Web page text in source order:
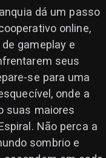
dá um passo
online,
gameplay e
seus
se para uma
onde a
suas maiores
Não perca a
sombrio e